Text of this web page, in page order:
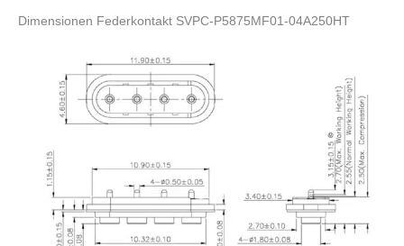
Dimensionen Federkontakt SVPC-P5875MF01-04A250HT